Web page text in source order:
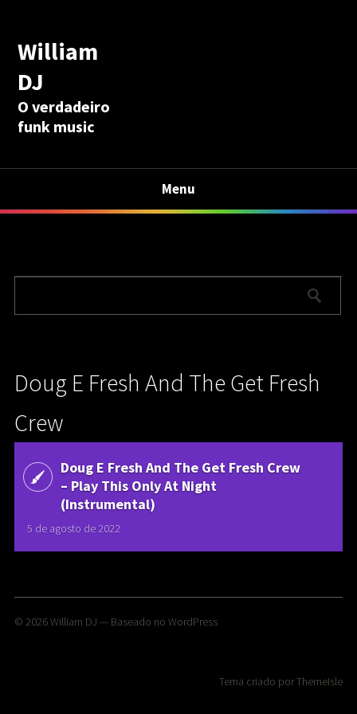
William
DJ
O verdadeiro
funk music
Menu
Doug E Fresh And The Get Fresh
Crew
Doug E Fresh And The Get Fresh Crew
‎– Play This Only At Night
(Instrumental)
5 de agosto de 2022
© 2026William DJ — Baseado no WordPress
Tema criado porThemeIsle